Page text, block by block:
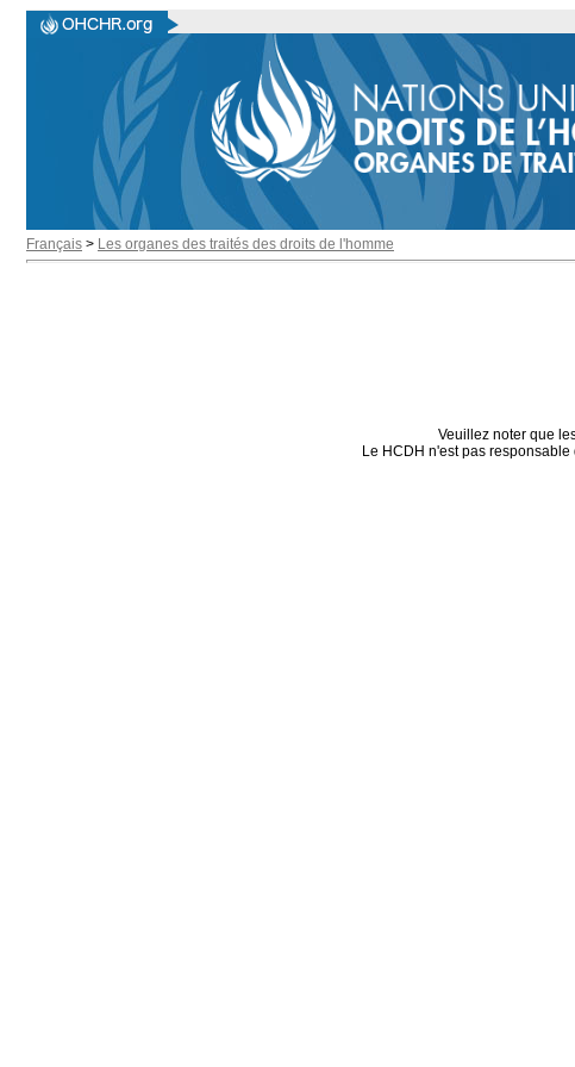
Français > Les organes des traités des droits de l'homme
Veuillez noter que
Le HCDH n'est pas